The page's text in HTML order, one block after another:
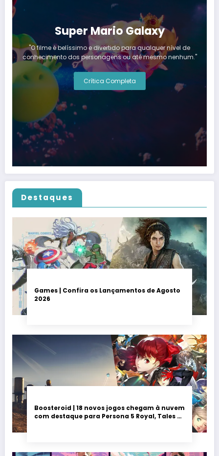
Super Mario Galaxy
"O filme é belíssimo e divertido para qualquer nível de
conhecimento dos personagens ou até mesmo nenhum."
Crítica Completa
Destaques
Games | Confira os Lançamentos de Agosto
2026
Boosteroid | 18 novos jogos chegam à nuvem
com destaque para Persona 5 Royal, Tales of